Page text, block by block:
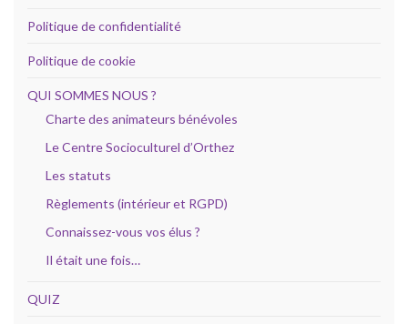
Politique de confidentialité
Politique de cookie
QUI SOMMES NOUS ?
Charte des animateurs bénévoles
Le Centre Socioculturel d’Orthez
Les statuts
Règlements (intérieur et RGPD)
Connaissez-vous vos élus ?
Il était une fois…
QUIZ